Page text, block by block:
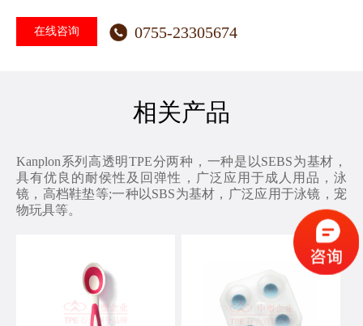
在线咨询 0755-23305674
相关产品
Kanplon系列高透明TPE分两种，一种是以SEBS为基材，
具有优良的耐侯性及回弹性，广泛应用于成人用品，泳
镜，高档鞋垫等;一种以SBS为基材，广泛应用于泳镜，宠
物玩具等。